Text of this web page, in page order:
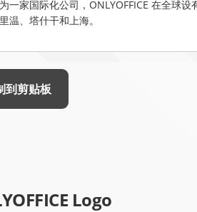
一家国际化公司，ONLYOFFICE 在全球
温、塔什干和上海。
到剪贴板
Logo